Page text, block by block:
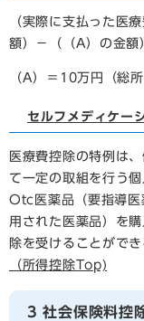
（実際に支払った医
額）－（（A）の金額
（A）＝10万円（総
セルフメディケー
医療費控除の特例は
て一定の取組を行う
Otc医薬品（要指導医
用された医薬品）を
除を受けることがで
（所得控除Top)
3 社会保険料控